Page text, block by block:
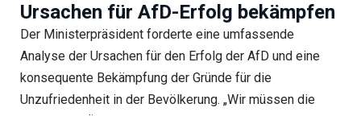
Ursachen für AfD-Erfolg bekämpfen
Der Ministerpräsident forderte eine umfassende
Analyse der Ursachen für den Erfolg der AfD und eine
konsequente Bekämpfung der Gründe für die
Unzufriedenheit in der Bevölkerung. „Wir müssen die